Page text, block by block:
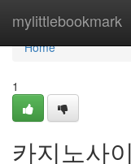
mylittlebookmark
Home
Home
1
카지노사